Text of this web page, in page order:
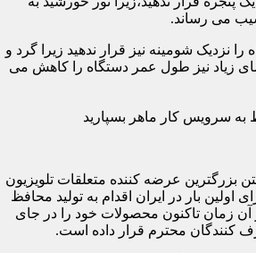
می رساند.
نزدیک شومینه نیز قرار ندهید زیرا گرد و
زیاد نیز طول عمر دستگاه را کاهش می
بزرگترین عرضه کننده متعلقات تلویزیون
ایران در سال ۱۳۸۹ برای اولین بار در ایران اقدام به تولید محافظ
آن زمان تاکنون محصولات خود را در جای
کنندگان محترم قرار داده است.